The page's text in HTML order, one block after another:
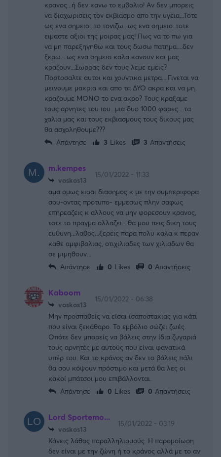
κρανος...ή δεν κανω το εμβολιο! Αν δεν μπορεις
να διαχωρισεις τον εκβιασμο απο την υγεια...Τοτε
ως ενα σημειο...το τονιζω...ως ενα σημειο..τοτε
ειμαστε αξιοι της μοιρας μας! Πως να το πω για
να μη παρεξηγηθω και τους δωσω πατημα....δεν
ξερω....ως ενα σημειο καλα κανουν και μας
κραζουν...Σωρρας δεν τους λεμε εμεις?
Πορτοσαλτε αυτοι και χουντικα μετρα....Γινεται να
μεινουμε μακρια και απο τα ΔΥΟ ακρα και να μη
κραζουμε ΜΟΝΟ το ενα ακρο? Τους κραξαμε
τους αρνητες του ιου...μια δυο 1000 φορες....τα
χαλια μας και τους εκβιασμους τους δικους μας
θα ασχοληθουμε???
Απάντησε
3 Likes 3 Απαντήσεις
m.kempes
voskos13
15/01/2022 - 11:33
αμα ομως εισαι διασημος κ με την συμπεριφορα
σου-οντας προτυπο- εμμεσως πλην σαφως
επηρεαζεις κ αλλους να μην φορεσουν κρανος,
τοτε το πραγμα αλλαζει....θα μου πεις δικη τους
ευθυνη...λαθος...ξερεις παρα πολυ καλα κ περαν
καθε αμφιβολιας, οτιχιλιαδες των χιλιαδων θα
σε μιμηθουν...
Απάντησε
0 Likes 0 Απαντήσεις
Kaboom
voskos13
15/01/2022 - 06:38
Μην προσπαθείς να είσαι ισαποστακιας για κάτι
που είναι ξεκάθαρο. Το εμβόλιο σώζει ζωές.
Οπότε δεν μπορείς να βάλεις στην ίδια ζυγαριά
τους αρνητές με αυτούς που είναι φανατικά
υπέρ του. Και το κράνος αν δεν το βάλεις πάλι
θα σου κόψουν πρόστιμο και μετά θα λες οι
κακοί μπάτσοι μου επιβάλλονται.
Απάντησε
0 Likes 0 Απαντήσεις
Lord Sportemo...
voskos13
15/01/2022 - 03:19
Κάνεις λάθος παραλληλισμούς. Η παρομοίωση
δεν είναι με την ζώνη ή το κράνος αλλά με το αν